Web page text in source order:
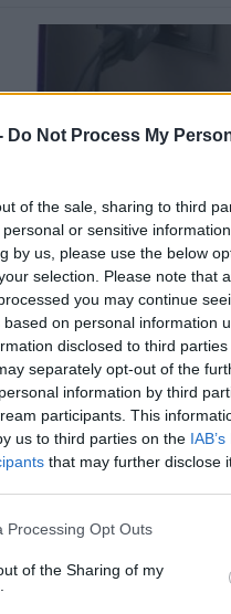
Do Not Process My
of the sale, sharing to third
or sensitive
by us, please use the below
selection. Please note that
you may continue
on personal information
disclosed to third
separately opt-out of the
information by third
participants. This
us to third parties on the
that may further disclose
Processing Opt Outs
of the Sharing of my
VIEW POST
sul mercato i nuovi
dalla grande
in tre versioni da 30,
tablet: ogni giorno si utilizzano
di essere ricaricato